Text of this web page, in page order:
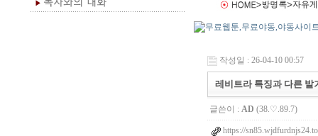
작성일 : 26-04-10 00:57
레비트라 특징과 다른 발
글쓴이 : AD (38.♡.89.7)
https://